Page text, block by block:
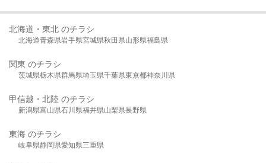
北海道・東北 のチラシ
北海道青森県岩手県宮城県秋田県山形県福島県
関東 のチラシ
茨城県栃木県群馬県埼玉県千葉県東京都神奈川県
甲信越・北陸 のチラシ
新潟県富山県石川県福井県山梨県長野県
東海 のチラシ
岐阜県静岡県愛知県三重県